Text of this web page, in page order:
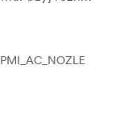
PMI_AC_NOZLE